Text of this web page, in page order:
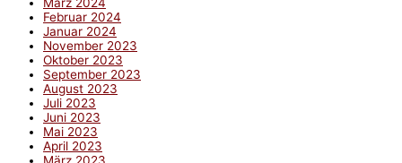
März 2024
Februar 2024
Januar 2024
November 2023
Oktober 2023
September 2023
August 2023
Juli 2023
Juni 2023
Mai 2023
April 2023